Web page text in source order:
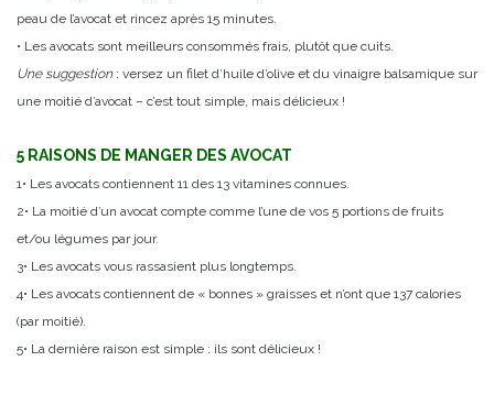
peau de l’avocat et rincez après 15 minutes.
• Les avocats sont meilleurs consommés frais, plutôt que cuits.
Une suggestion: versez un filet d’huile d’olive et du vinaigre balsamique sur
une moitié d’avocat – c’est tout simple, mais délicieux !
5 RAISONS DE MANGER DES AVOCAT
1• Les avocats contiennent 11 des 13 vitamines connues.
2• La moitié d’un avocat compte comme l’une de vos 5 portions de fruits
et/ou légumes par jour.
3• Les avocats vous rassasient plus longtemps.
4• Les avocats contiennent de « bonnes » graisses et n’ont que 137 calories
(par moitié).
5• La dernière raison est simple : ils sont délicieux !